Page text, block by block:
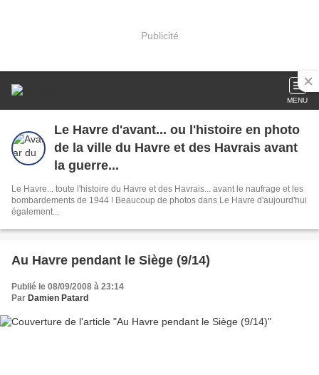
Publicité
MENU
Le Havre d'avant... ou l'histoire en photo
de la ville du Havre et des Havrais avant
la guerre...
Le Havre... toute l'histoire du Havre et des Havrais... avant le naufrage et les
bombardements de 1944 ! Beaucoup de photos dans Le Havre d'aujourd'hui
également...
Au Havre pendant le Siège (9/14)
Publié le 08/09/2008 à 23:14
Par Damien Patard